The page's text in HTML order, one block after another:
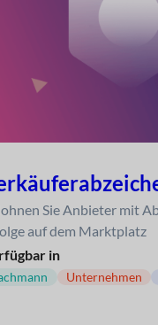
Sie Anbieter mit
auf dem Marktplatz
in
Unternehmen